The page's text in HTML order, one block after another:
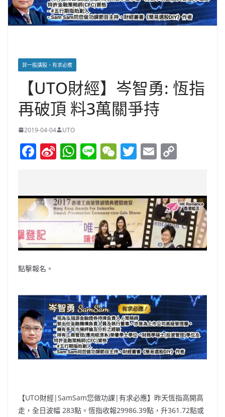
菲一般講股，有求必應
【UTO財經】岑智勇: 恆指
再破頂 料3萬關爭持
2019-04-04 UTO
F
e
b
o
o
k
Si
W
ei
b
o
W
s
A
p
p
Li W
h
at
T
er
E
l y
Li
n
k
點擊報名。
【UTO財經|SamSam您做功課|有求必應】昨天恆指高開高
走，全日波幅 283點。恆指收報29986.39點，升361.72點或